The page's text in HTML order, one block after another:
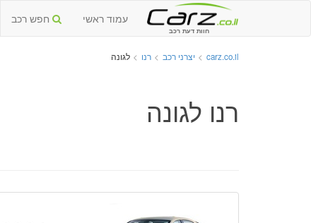
חוות דעת רכב
עמוד ראשי חפש רכב
carz.co.il
> יצרני רכב > רנו > לגונה
רנו לגונה